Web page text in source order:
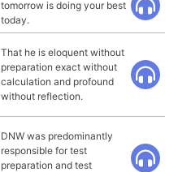
tomorrow is doing your best
today.
That he is eloquent without
preparation exact without
calculation and profound
without reflection.
DNW was predominantly
responsible for test
preparation and test